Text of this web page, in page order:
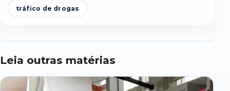
tráfico de drogas
Leia outras matérias